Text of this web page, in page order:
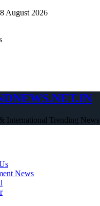
August 2026
International Trending News
News